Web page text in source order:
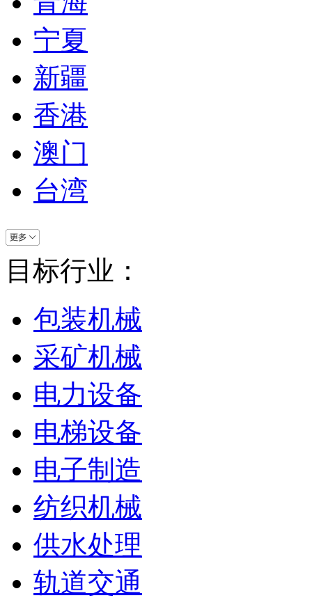
宁夏
新疆
香港
澳门
台湾
目标行业：
包装机械
采矿机械
电力设备
电梯设备
电子制造
纺织机械
供水处理
轨道交通